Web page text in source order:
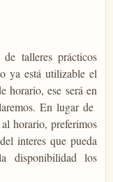
talleres prácticos
ya está utilizable el
horario, ese será en
En lugar de
horario, preferimos
interes que pueda
disponibilidad los